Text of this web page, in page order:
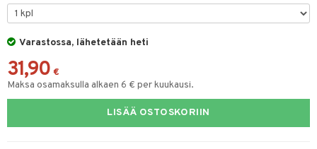
Varastossa, lähetetään heti
31,90 €
Maksa osamaksulla alkaen 6 € per kuukausi.
LISÄÄ OSTOSKORIIN
& Vihannesveitset
sisustus
tarvikkeita
koristelu